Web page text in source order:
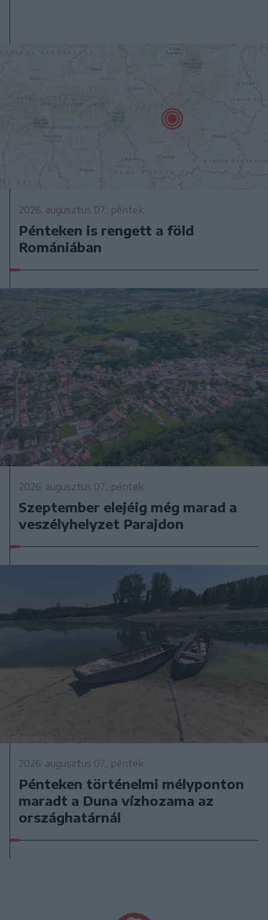
2026. augusztus 07., péntek
Pénteken is rengett a föld
Romániában
2026. augusztus 07., péntek
Szeptember elejéig még marad a
veszélyhelyzet Parajdon
2026. augusztus 07., péntek
Pénteken történelmi mélyponton
maradt a Duna vízhozama az
országhatárnál